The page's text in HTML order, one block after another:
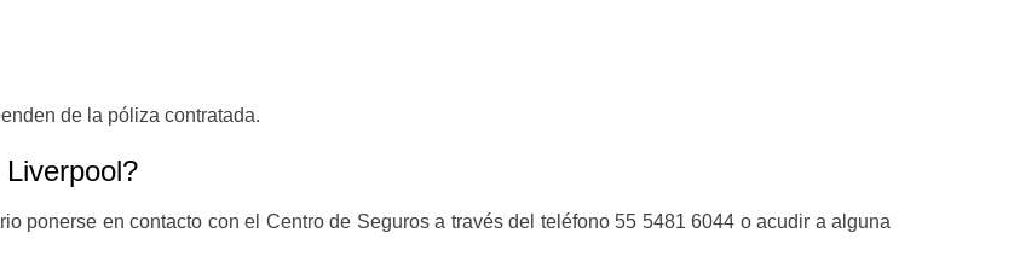
de la póliza contratada.
ponerse en contacto con el Centro de Seguros a través del teléfono 55 5481 6044 o acudir a alguna